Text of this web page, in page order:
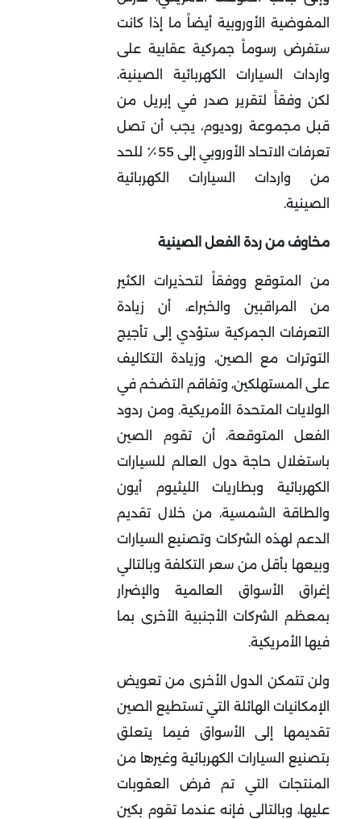
المفوضية الأوروبية أيضاً ما إذا كانت
ستفرض رسوماً جمركية عقابية على
واردات السيارات الكهربائية الصينية،
لكن وفقاً لتقرير صدر في إبريل من
قبل مجموعة روديوم، يجب أن تصل
تعرفات الاتحاد الأوروبي إلى 55٪ للحد
من واردات السيارات الكهربائية
الصينية.
مخاوف من ردة الفعل الصينية
من المتوقع ووفقاً لتحذيرات الكثير
من المراقبين والخبراء، أن زيادة
التعرفات الجمركية ستؤدي إلى تأجيج
التوترات مع الصين، وزيادة التكاليف
على المستهلكين، وتفاقم التضخم في
الولايات المتحدة الأمريكية. ومن ردود
الفعل المتوقعة، أن تقوم الصين
باستغلال حاجة دول العالم للسيارات
الكهربائية وبطاريات الليثيوم أيون
والطاقة الشمسية، من خلال تقديم
الدعم لهذه الشركات وتصنيع السيارات
وبيعها بأقل من سعر التكلفة وبالتالي
إغراق الأسواق العالمية والإضرار
بمعظم الشركات الأجنبية الأخرى بما
فيها الأمريكية.
ولن تتمكن الدول الأخرى من تعويض
الإمكانيات الهائلة التي تستطيع الصين
تقديمها إلى الأسواق فيما يتعلق
بتصنيع السيارات الكهربائية وغيرها من
المنتجات التي تم فرض العقوبات
عليها، وبالتالي فإنه عندما تقوم بكين